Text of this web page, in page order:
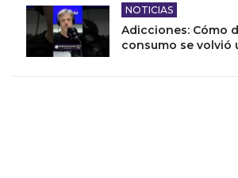
NOTICIAS
Adicciones: Cómo
consumo se volvió